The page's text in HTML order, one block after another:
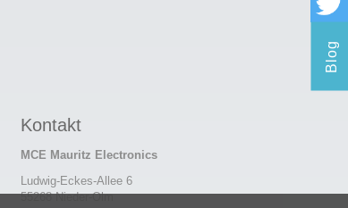
Kontakt
MCE Mauritz Electronics
Ludwig-Eckes-Allee 6
55268 Nieder-Olm
Blog